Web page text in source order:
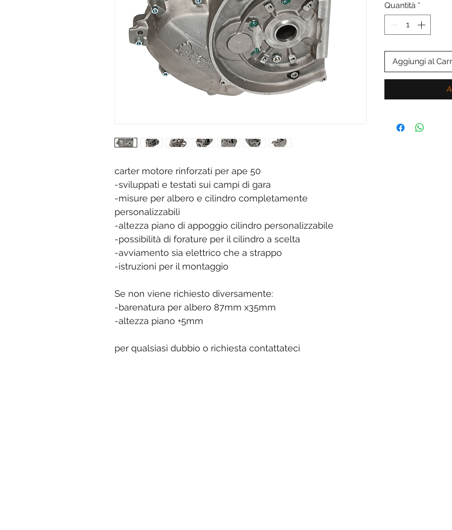
carter motore rinforzati per ape 50
-sviluppati e testati sui campi di gara
-misure per albero e cilindro completamente
personalizzabili
-altezza piano di appoggio cilindro personalizzabile
-possibilità di forature per il cilindro a scelta
-avviamento sia elettrico che a strappo
-istruzioni per il montaggio
Se non viene richiesto diversamente:
-barenatura per albero 87mm x35mm
-altezza piano +5mm
per qualsiasi dubbio o richiesta contattateci
Quantità *
Aggiungi al